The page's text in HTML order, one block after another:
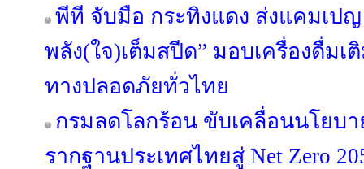
พีที จับมือ กระทิงแดง ส่งแคมเปญ
พลัง(ใจ)เต็มสปีด” มอบเครื่องดื่ม
ทางปลอดภัยทั่วไทย
กรมลดโลกร้อน ขับเคลื่อนนโยบ
รากฐานประเทศไทยสู่ Net Zero